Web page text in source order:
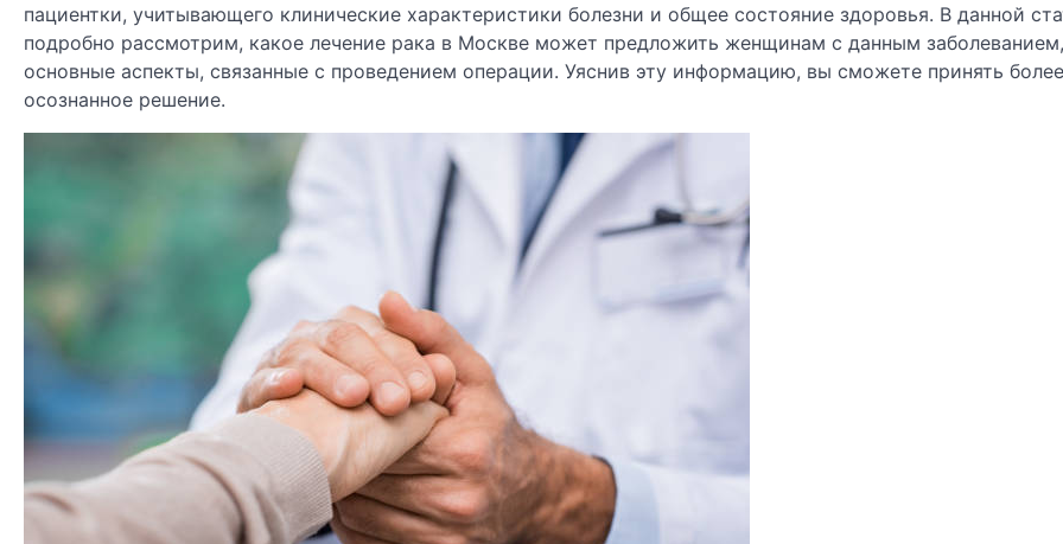
пациентки, учитывающего клинические характеристики болезни и общее состояние здоровья. В данной
подробно рассмотрим, какое лечение рака в Москве может предложить женщинам с данным
основные аспекты, связанные с проведением операции. Уяснив эту информацию, вы сможете принять более
осознанное решение.